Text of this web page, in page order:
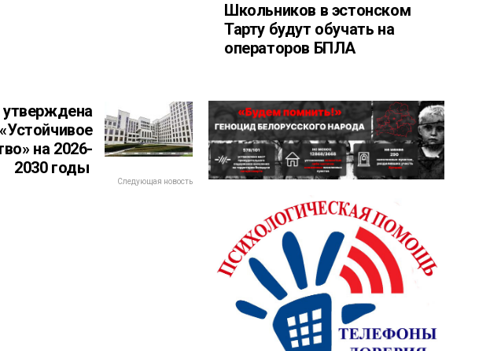
на 2026-
2030 годы
Следующая новость
Школьников в эстонском
Тарту будут обучать на
операторов БПЛА